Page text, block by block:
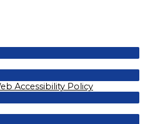
Menu
Menu
Toggle
Accessibility Policy
Menu